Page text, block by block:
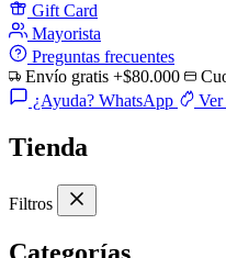
Gift Card
Mayorista
Preguntas frecuentes
Envío gratis +$80.000
¿Ayuda? WhatsApp
Ver
Tienda
Filtros
Categorías